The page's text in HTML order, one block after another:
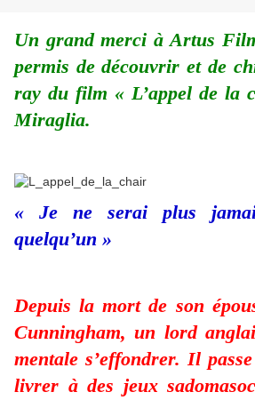
Un grand merci à Artus
permis de découvrir et de
ray du film « L’appel de la
Miraglia.
« Je ne serai plus
quelqu’un »
Depuis la mort de son
Cunningham, un lord
mentale s’effondrer. Il
livrer à des jeux